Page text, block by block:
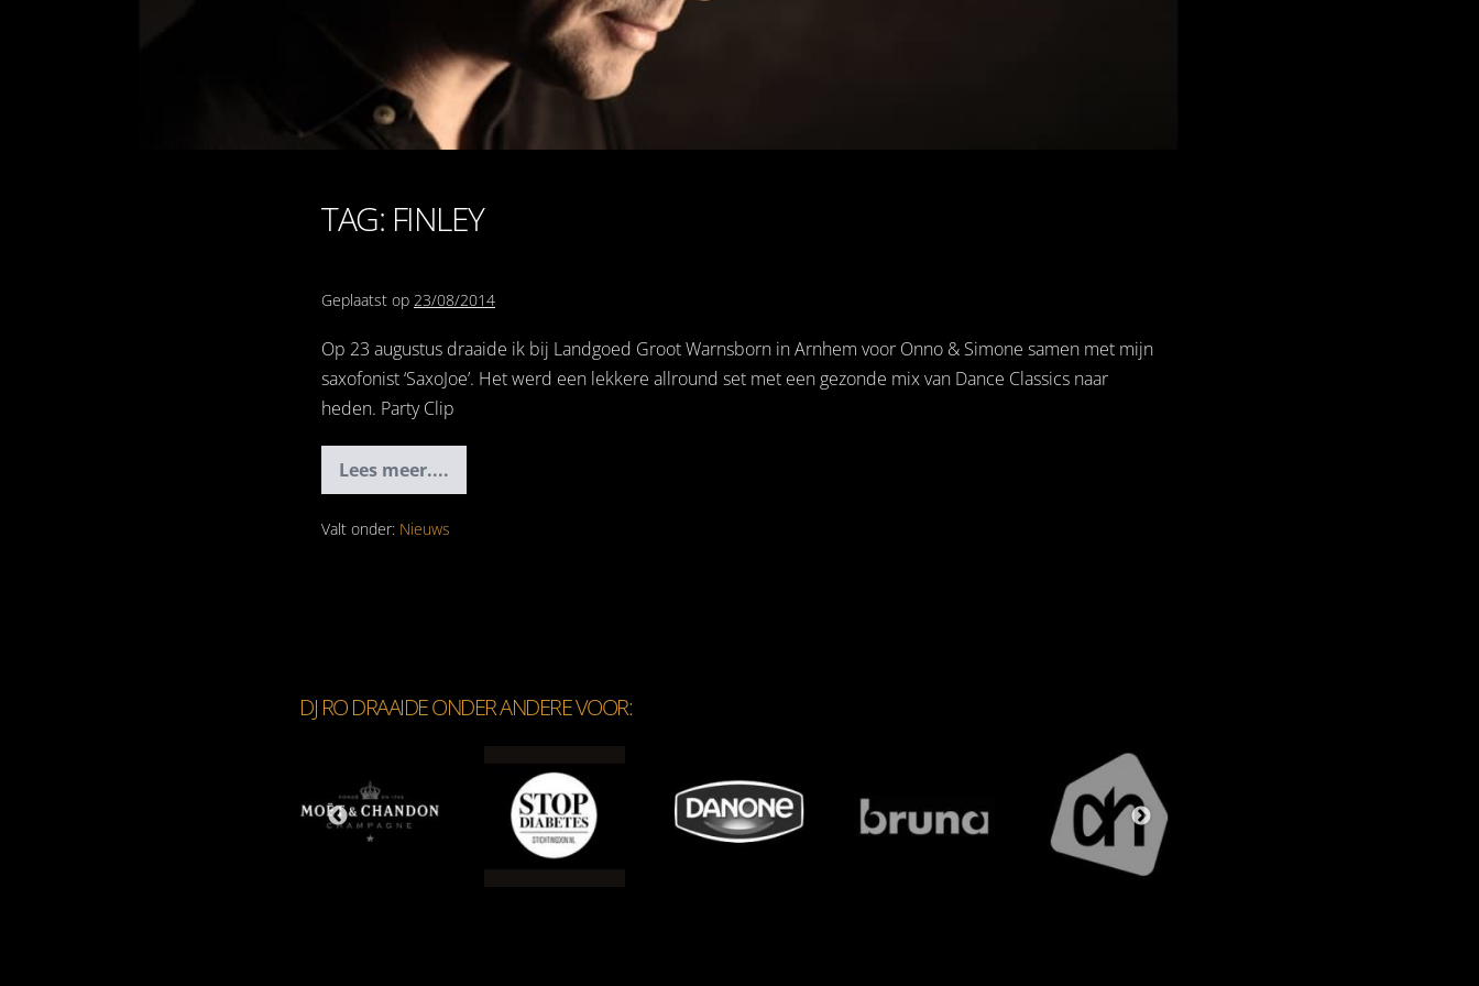
TAG: FINLEY
Geplaatst op 23/08/2014
Op 23 augustus draaide ik bij Landgoed Groot Warnsborn in Arnhem voor Onno & Simone samen met mijn
saxofonist ‘SaxoJoe’. Het werd een lekkere allround set met een gezonde mix van Dance Classics naar
heden. Party Clip
Lees meer....
Wedding
Onno
Simone
Valt onder: Nieuws
DJ RO DRAAIDE ONDER ANDERE VOOR: